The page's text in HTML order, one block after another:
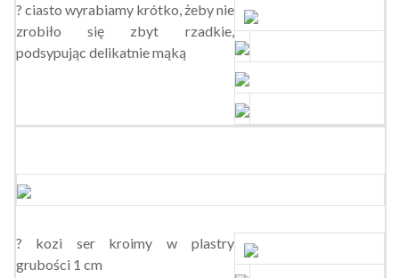
? ciasto wyrabiamy krótko, żeby nie
zrobiło się zbyt rzadkie,
podsypując delikatnie mąką
? kozi ser kroimy w plastry
grubości 1 cm